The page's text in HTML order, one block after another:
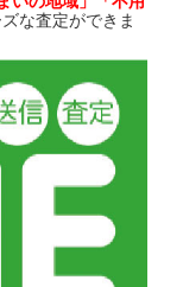
な査定ができま